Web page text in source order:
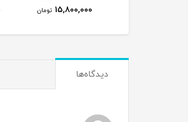
5,500,000 تومان
دیدگاه‌ها